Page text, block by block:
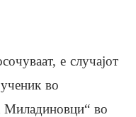
е случајот
во
Миладиновци“ во